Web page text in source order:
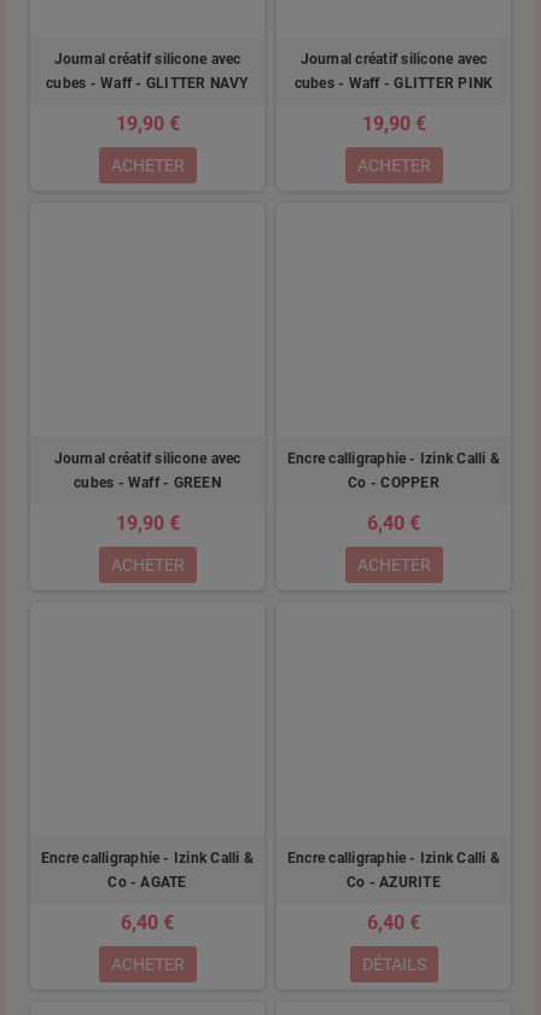
Journal créatif silicone avec
cubes - Waff - GLITTER NAVY
19,90 €
ACHETER
Journal créatif silicone avec
cubes - Waff - GLITTER PINK
19,90 €
ACHETER
Journal créatif silicone avec
cubes - Waff - GREEN
19,90 €
ACHETER
Encre calligraphie - Izink Calli &
Co - COPPER
6,40 €
ACHETER
Encre calligraphie - Izink Calli &
Co - AGATE
6,40 €
ACHETER
Encre calligraphie - Izink Calli &
Co - AZURITE
6,40 €
DÉTAILS